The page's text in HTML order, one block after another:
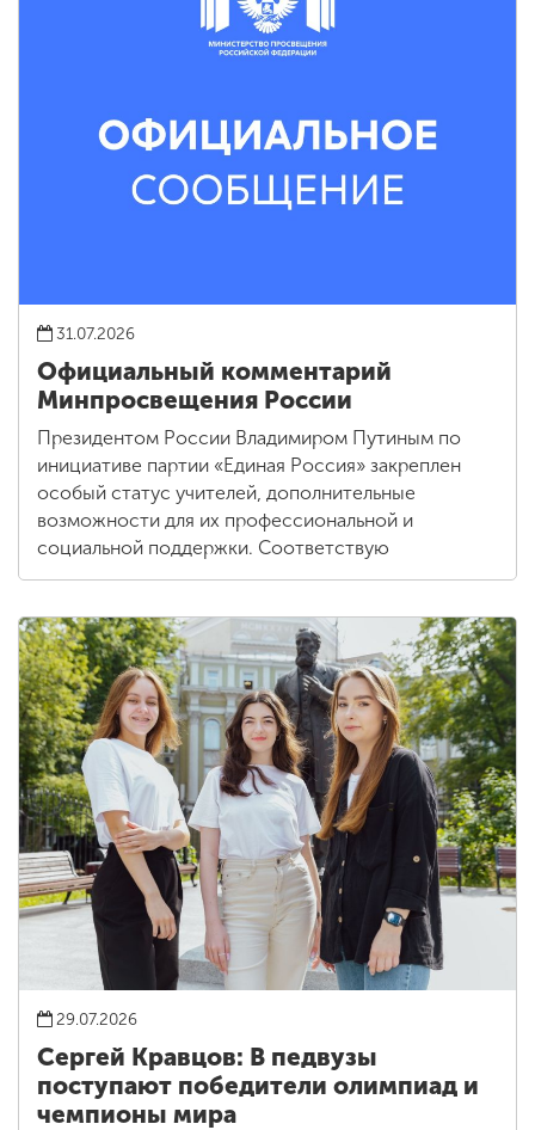
31.07.2026
Официальный комментарий
Минпросвещения России
Президентом России Владимиром Путиным по
инициативе партии «Единая Россия» закреплен
особый статус учителей, дополнительные
возможности для их профессиональной и
социальной поддержки. Соответствую
29.07.2026
Сергей Кравцов: В педвузы
поступают победители олимпиад и
чемпионы мира